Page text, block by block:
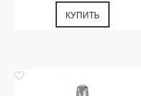
КУПИТЬ